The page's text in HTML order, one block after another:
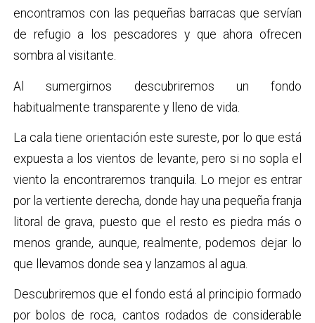
encontramos con las pequeñas barracas que servían
de refugio a los pescadores y que ahora ofrecen
sombra al visitante.
Al sumergirnos descubriremos un fondo
habitualmente transparente y lleno de vida.
La cala tiene orientación este sureste, por lo que está
expuesta a los vientos de levante, pero si no sopla el
viento la encontraremos tranquila. Lo mejor es entrar
por la vertiente derecha, donde hay una pequeña franja
litoral de grava, puesto que el resto es piedra más o
menos grande, aunque, realmente, podemos dejar lo
que llevamos donde sea y lanzarnos al agua.
Descubriremos que el fondo está al principio formado
por bolos de roca, cantos rodados de considerable